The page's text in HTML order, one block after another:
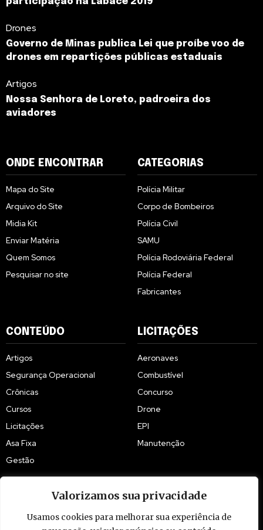
Valorizamos sua privacidade
Usamos cookies para melhorar sua experiência de
Drones
Governo de Minas publica Lei que proíbe voo de
drones em repartições públicas estaduais
Artigos
Nossa Senhora de Loreto, padroeira dos
aviadores
ONDE ENCONTRAR
Mapa do Site
Arquivo do Site
Midia Kit
Enviar Matéria
Quem Somos
Pesquisar no site
CATEGORIAS
Polícia Militar
Corpo de Bombeiros
Polícia Civil
SAMU
Polícia Rodoviária Federal
Polícia Federal
Fabricantes
CONTEÚDO
Artigos
Segurança Operacional
Crônicas
Cursos
Licitações
Asa Fixa
Gestão
LICITAÇÕES
Aeronaves
Combustível
Concurso
Drone
EPI
Manutenção